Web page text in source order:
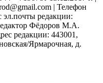
| Телефон
эл.почты редакции:
Фёдоров М.А.
редакции: 443001,
Ярмарочная, д.